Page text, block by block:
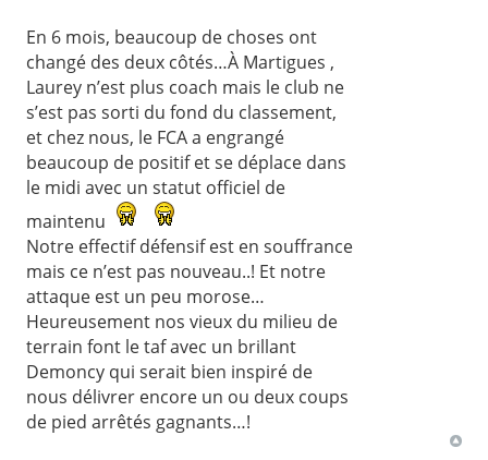
En 6 mois, beaucoup de choses ont
changé des deux côtés…À Martigues ,
Laurey n’est plus coach mais le club ne
s’est pas sorti du fond du classement,
et chez nous, le FCA a engrangé
beaucoup de positif et se déplace dans
le midi avec un statut officiel de
maintenu
Notre effectif défensif est en souffrance
mais ce n’est pas nouveau..! Et notre
attaque est un peu morose…
Heureusement nos vieux du milieu de
terrain font le taf avec un brillant
Demoncy qui serait bien inspiré de
nous délivrer encore un ou deux coups
de pied arrêtés gagnants…!